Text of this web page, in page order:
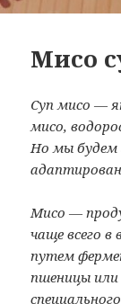
Мисо
Суп мисо —
мисо,
Но мы будем
Мисо —
чаще всего
путем
пшеницы